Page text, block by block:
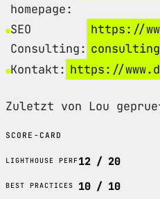
homepage:
SEO
Consulting:
https://
consulting
Kontakt: https://
Zuletzt von Lou
SCORE-CARD
LIGHTHOUSE PERF12 / 20
BEST PRACTICES 10 / 10